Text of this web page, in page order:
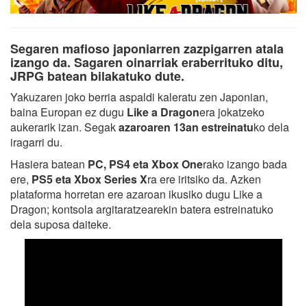
Segaren mafioso japoniarren zazpigarren atala
izango da. Sagaren oinarriak eraberrituko ditu,
JRPG batean bilakatuko dute.
Yakuzaren joko berria aspaldi kaleratu zen Japonian,
baina Europan ez dugu Like a Dragonera jokatzeko
aukerarik izan. Segakazaroaren 13an estreinatuko dela
iragarri du.
Hasiera batean PC, PS4 eta Xbox Onerako izango bada
ere, PS5 eta Xbox Series Xra ere iritsiko da. Azken
plataforma horretan ere azaroan ikusiko dugu Like a
Dragon; kontsola argitaratzearekin batera estreinatuko
dela suposa daiteke.